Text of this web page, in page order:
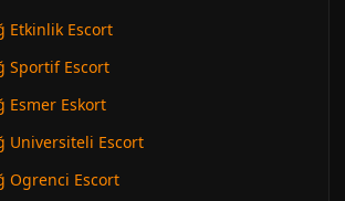
Etkinlik Escort
Sportif Escort
Esmer Eskort
Universiteli Escort
Ogrenci Escort